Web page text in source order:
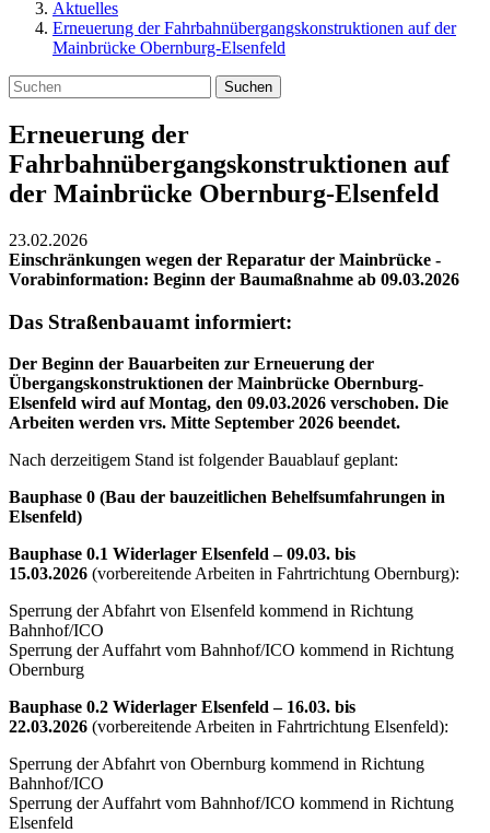
Aktuelles
Erneuerung der Fahrbahnübergangskonstruktionen auf der
Mainbrücke Obernburg-Elsenfeld
Suchen
Erneuerung der
Fahrbahnübergangskonstruktionen auf
der Mainbrücke Obernburg-Elsenfeld
23.02.2026
Einschränkungen wegen der Reparatur der Mainbrücke -
Vorabinformation: Beginn der Baumaßnahme ab 09.03.2026
Das Straßenbauamt informiert:
Der Beginn der Bauarbeiten zur Erneuerung der
Übergangskonstruktionen der Mainbrücke Obernburg-
Elsenfeld wird auf Montag, den 09.03.2026 verschoben. Die
Arbeiten werden vrs. Mitte September 2026 beendet.
Nach derzeitigem Stand ist folgender Bauablauf geplant:
Bauphase 0 (Bau der bauzeitlichen Behelfsumfahrungen in
Elsenfeld)
Bauphase 0.1 Widerlager Elsenfeld – 09.03. bis
15.03.2026 (vorbereitende Arbeiten in Fahrtrichtung Obernburg):
Sperrung der Abfahrt von Elsenfeld kommend in Richtung
Bahnhof/ICO
Sperrung der Auffahrt vom Bahnhof/ICO kommend in Richtung
Obernburg
Bauphase 0.2 Widerlager Elsenfeld – 16.03. bis
22.03.2026 (vorbereitende Arbeiten in Fahrtrichtung Elsenfeld):
Sperrung der Abfahrt von Obernburg kommend in Richtung
Bahnhof/ICO
Sperrung der Auffahrt vom Bahnhof/ICO kommend in Richtung
Elsenfeld